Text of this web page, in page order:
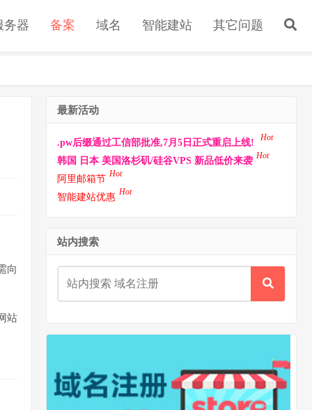
务器 备案 域名 智能建站 其它问题
向
站
最新活动
.pw后缀通过工信部批准,7月5日正式重启上线! Hot
韩国 日本 美国洛杉矶/硅谷VPS 新品低价来袭 Hot
阿里邮箱节 Hot
智能建站优惠 Hot
站内搜索